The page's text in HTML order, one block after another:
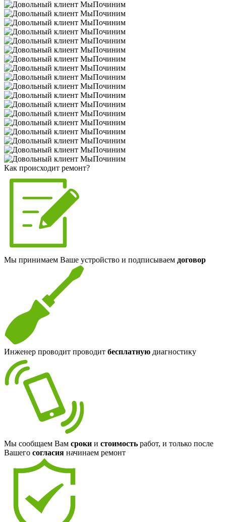
Как происходит ремонт?
Мы принимаем Ваше устройство и подписываем договор
Инженер проводит проводит бесплатную диагностику
Мы сообщаем Вам сроки и стоимость работ, и только после
Вашего согласия начинаем ремонт